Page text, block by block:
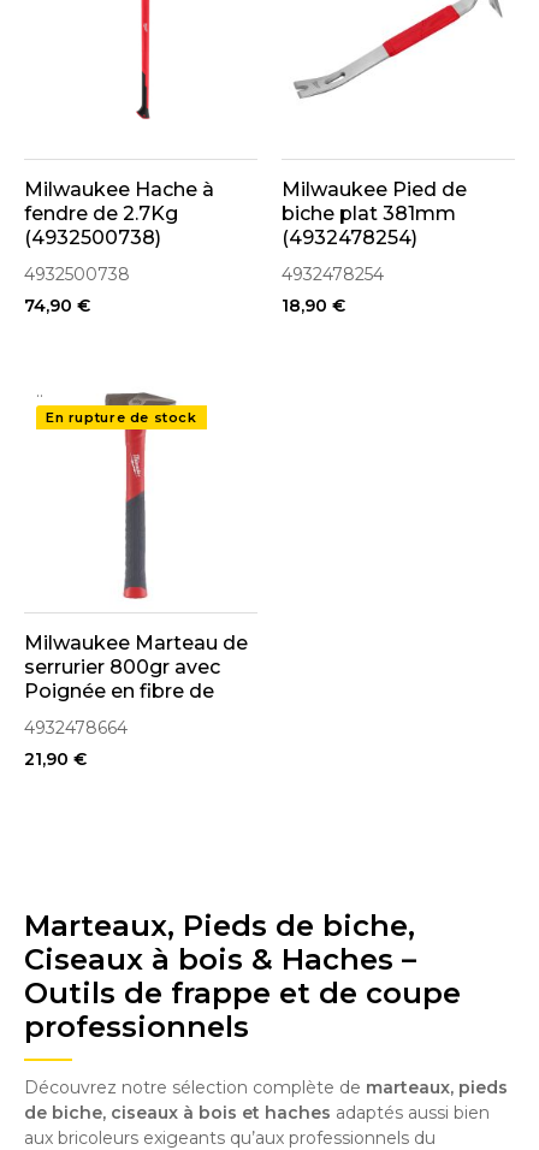
Milwaukee Hache à
fendre de 2.7Kg
(4932500738)
4932500738
74,90 €
Milwaukee Pied de
biche plat 381mm
(4932478254)
4932478254
18,90 €
..
En rupture de stock
Milwaukee Marteau de
serrurier 800gr avec
Poignée en fibre de
verre (4932478664)
4932478664
21,90 €
Marteaux, Pieds de biche,
Ciseaux à bois & Haches –
Outils de frappe et de coupe
professionnels
Découvrez notre sélection complète de marteaux, pieds
de biche, ciseaux à bois et haches adaptés aussi bien
aux bricoleurs exigeants qu’aux professionnels du